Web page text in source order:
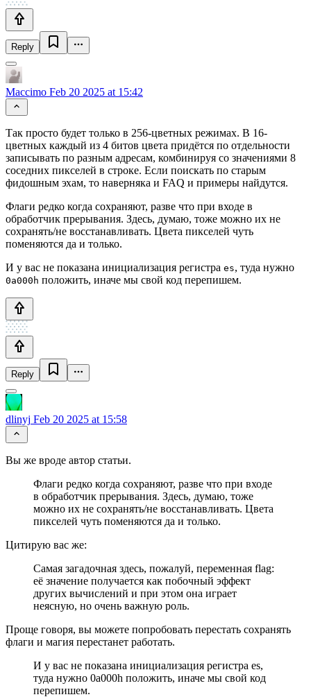
Reply
Maccimo Feb 20 2025 at 15:42
Так просто будет только в 256-цветных режимах. В 16-
цветных каждый из 4 битов цвета придётся по отдельности
записывать по разным адресам, комбинируя со значениями 8
соседних пикселей в строке. Если поискать по старым
фидошным эхам, то наверняка и FAQ и примеры найдутся.
Флаги редко когда сохраняют, разве что при входе в
обработчик прерывания. Здесь, думаю, тоже можно их не
сохранять/не восстанавливать. Цвета пикселей чуть
поменяются да и только.
И у вас не показана инициализация регистра es, туда нужно
0a000h положить, иначе мы свой код перепишем.
Reply
dlinyj Feb 20 2025 at 15:58
Вы же вроде автор статьи.
Флаги редко когда сохраняют, разве что при входе
в обработчик прерывания. Здесь, думаю, тоже
можно их не сохранять/не восстанавливать. Цвета
пикселей чуть поменяются да и только.
Цитирую вас же:
Самая загадочная здесь, пожалуй, переменная flag:
её значение получается как побочный эффект
других вычислений и при этом она играет
неясную, но очень важную роль.
Проще говоря, вы можете попробовать перестать сохранять
флаги и магия перестанет работать.
И у вас не показана инициализация регистра es,
туда нужно 0a000h положить, иначе мы свой код
перепишем.